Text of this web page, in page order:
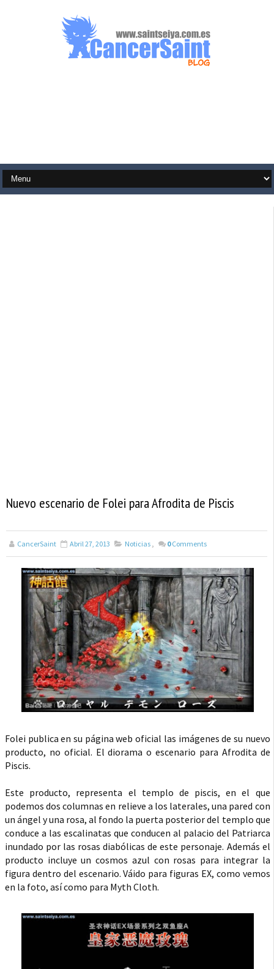
Nuevo escenario de Folei para Afrodita de Piscis
CancerSaint Abril 27, 2013 Noticias , 0 Comments
Folei publica en su página web oficial las imágenes de su nuevo
producto, no oficial. El diorama o escenario para Afrodita de
Piscis.
Este producto, representa el templo de piscis, en el que
podemos dos columnas en relieve a los laterales, una pared con
un ángel y una rosa, al fondo la puerta posterior del templo que
conduce a las escalinatas que conducen al palacio del Patriarca
inundado por las rosas diabólicas de este personaje. Además el
producto incluye un cosmos azul con rosas para integrar la
figura dentro del escenario. Váido para figuras EX, como vemos
en la foto, así como para Myth Cloth.